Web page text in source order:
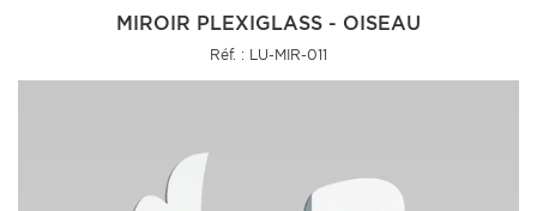
MIROIR PLEXIGLASS - OISEAU
Réf. : LU-MIR-011